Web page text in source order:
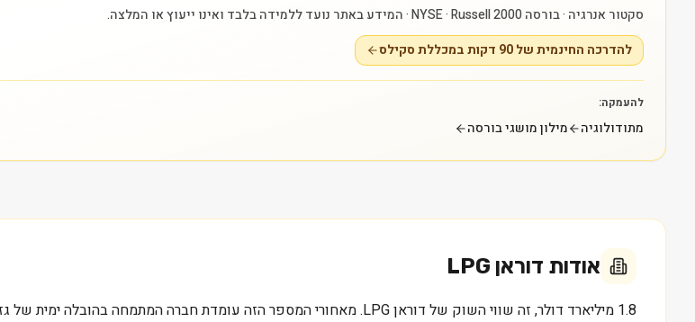
סקטור אנרגיה · בורסה NYSE · Russell 2000 · המידע באתר נועד ללמידה בלבד ואינו ייעוץ או המלצה.
להדרכה החינמית של 90 דקות במכללת סקילס
להעמקה:
מתודולוגיה מילון מושגי בורסה
אודות דוראן LPG